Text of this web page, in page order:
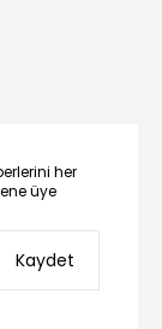
her
üye
Kaydet